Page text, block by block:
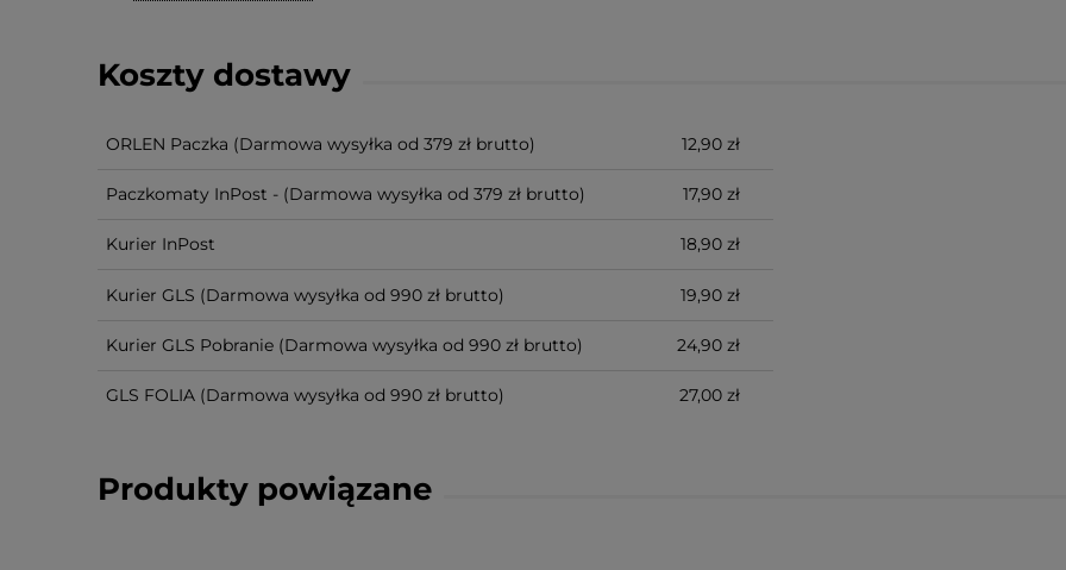
Koszty dostawy
ORLEN Paczka (Darmowa wysyłka od 379 zł brutto) 12,90 zł
Paczkomaty InPost - (Darmowa wysyłka od 379 zł brutto) 17,90 zł
Kurier InPost 18,90 zł
Kurier GLS (Darmowa wysyłka od 990 zł brutto) 19,90 zł
Kurier GLS Pobranie (Darmowa wysyłka od 990 zł brutto) 24,90 zł
GLS FOLIA (Darmowa wysyłka od 990 zł brutto) 27,00 zł
Produkty powiązane